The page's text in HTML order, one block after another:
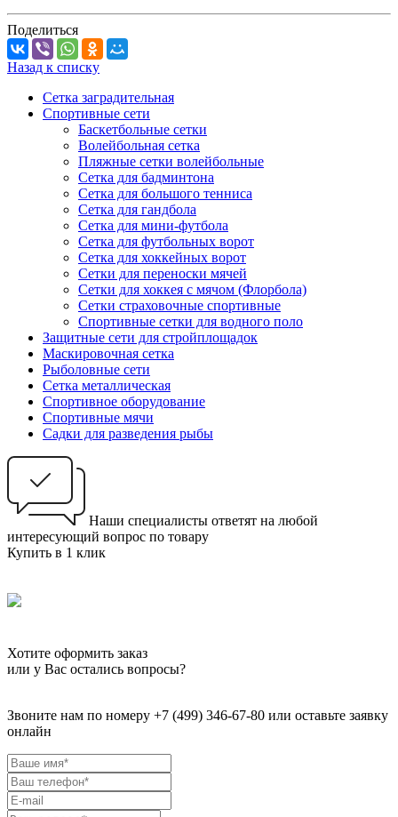
Поделиться
Назад к списку
Сетка заградительная
Спортивные сети
Баскетбольные сетки
Волейбольная сетка
Пляжные сетки волейбольные
Сетка для бадминтона
Сетка для большого тенниса
Сетка для гандбола
Сетка для мини-футбола
Сетка для футбольных ворот
Сетка для хоккейных ворот
Сетки для переноски мячей
Сетки для хоккея с мячом (Флорбола)
Сетки страховочные спортивные
Спортивные сетки для водного поло
Защитные сети для стройплощадок
Маскировочная сетка
Рыболовные сети
Сетка металлическая
Спортивное оборудование
Спортивные мячи
Садки для разведения рыбы
Наши специалисты ответят на любой
интересующий вопрос по товару
Купить в 1 клик
Хотите оформить заказ
или у Вас остались вопросы?
Звоните нам по номеру +7 (499) 346-67-80 или оставьте заявку
онлайн